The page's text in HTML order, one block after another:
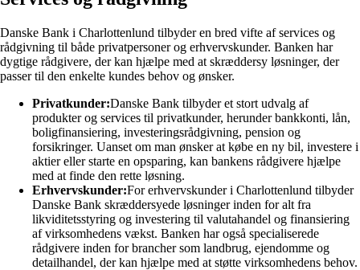
Danske Bank i Charlottenlund tilbyder en bred vifte af services og
rådgivning til både privatpersoner og erhvervskunder. Banken har
dygtige rådgivere, der kan hjælpe med at skræddersy løsninger, der
passer til den enkelte kundes behov og ønsker.
Privatkunder:Danske Bank tilbyder et stort udvalg af
produkter og services til privatkunder, herunder bankkonti, lån,
boligfinansiering, investeringsrådgivning, pension og
forsikringer. Uanset om man ønsker at købe en ny bil, investere i
aktier eller starte en opsparing, kan bankens rådgivere hjælpe
med at finde den rette løsning.
Erhvervskunder:For erhvervskunder i Charlottenlund tilbyder
Danske Bank skræddersyede løsninger inden for alt fra
likviditetsstyring og investering til valutahandel og finansiering
af virksomhedens vækst. Banken har også specialiserede
rådgivere inden for brancher som landbrug, ejendomme og
detailhandel, der kan hjælpe med at støtte virksomhedens behov.